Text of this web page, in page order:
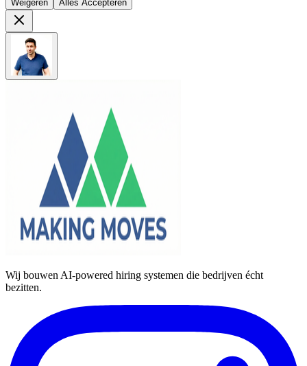
Weigeren Alles Accepteren
Wij bouwen AI-powered hiring systemen die bedrijven écht
bezitten.